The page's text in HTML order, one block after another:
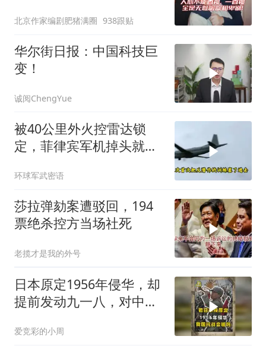
北京作家编剧肥猪满圈 938跟贴
华尔街日报：中国科技巨
变！
诚阅ChengYue
被40公里外火控雷达锁
定，菲律宾军机掉头就
场
环球军武密语
莎拉弹劾案遭驳回，194
票绝杀控方当场社死
老揽才是我的外号
日本原定1956年侵华，却
提前发动九一八，对中国
爱竞彩的小周